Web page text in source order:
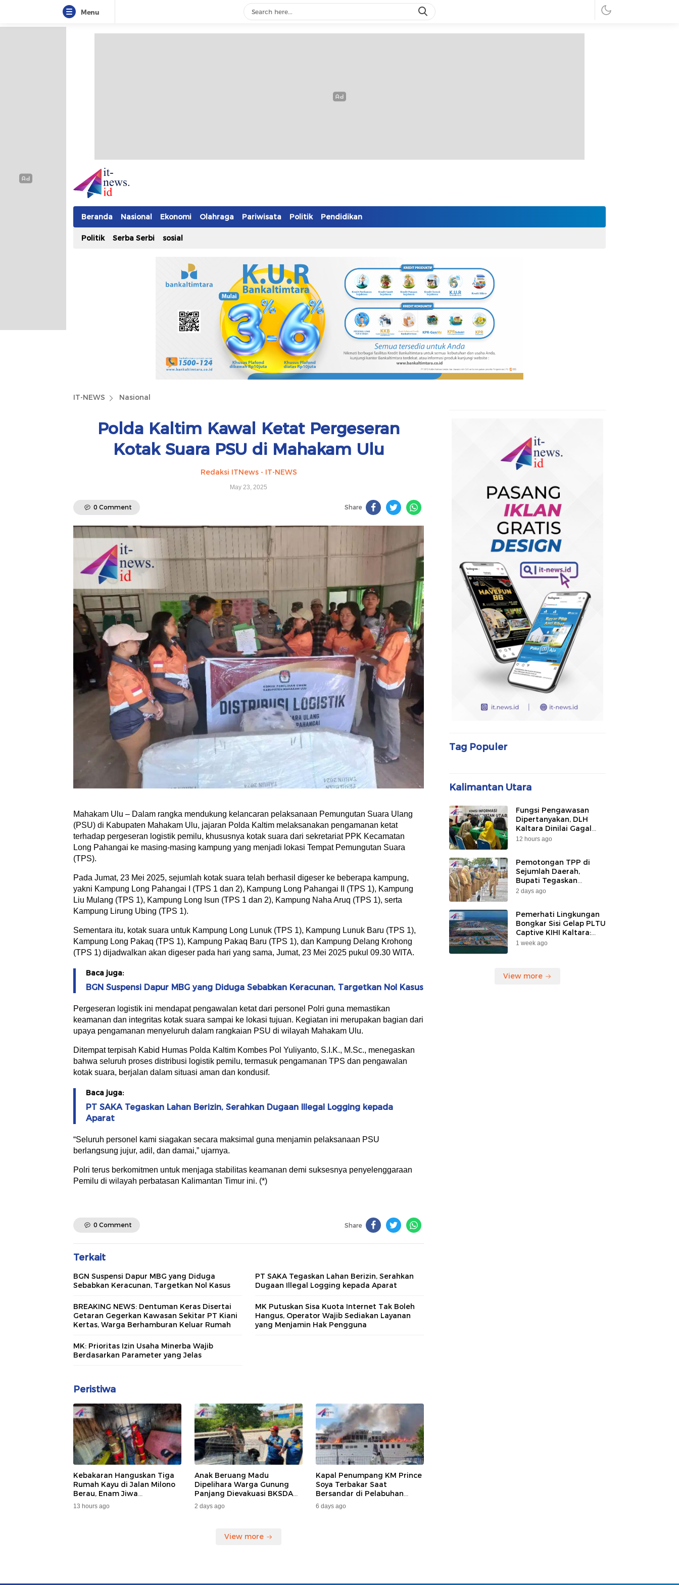
Menu
IT-NEWS
Update Cepat, Cerdas, dan Terpercaya
Beranda Nasional Ekonomi Olahraga Pariwisata Politik Pendidikan
Politik Serba Serbi sosial
IT-NEWS Nasional
Polda Kaltim Kawal Ketat Pergeseran
Kotak Suara PSU di Mahakam Ulu
Redaksi ITNews - IT-NEWS
May 23, 2025
0 Comment Share
Mahakam Ulu – Dalam rangka mendukung kelancaran pelaksanaan Pemungutan Suara Ulang
(PSU) di Kabupaten Mahakam Ulu, jajaran Polda Kaltim melaksanakan pengamanan ketat
terhadap pergeseran logistik pemilu, khususnya kotak suara dari sekretariat PPK Kecamatan
Long Pahangai ke masing-masing kampung yang menjadi lokasi Tempat Pemungutan Suara
(TPS).
Pada Jumat, 23 Mei 2025, sejumlah kotak suara telah berhasil digeser ke beberapa kampung,
yakni Kampung Long Pahangai I (TPS 1 dan 2), Kampung Long Pahangai II (TPS 1), Kampung
Liu Mulang (TPS 1), Kampung Long Isun (TPS 1 dan 2), Kampung Naha Aruq (TPS 1), serta
Kampung Lirung Ubing (TPS 1).
Sementara itu, kotak suara untuk Kampung Long Lunuk (TPS 1), Kampung Lunuk Baru (TPS 1),
Kampung Long Pakaq (TPS 1), Kampung Pakaq Baru (TPS 1), dan Kampung Delang Krohong
(TPS 1) dijadwalkan akan digeser pada hari yang sama, Jumat, 23 Mei 2025 pukul 09.30 WITA.
Baca juga:
BGN Suspensi Dapur MBG yang Diduga Sebabkan Keracunan, Targetkan Nol Kasus
Pergeseran logistik ini mendapat pengawalan ketat dari personel Polri guna memastikan
keamanan dan integritas kotak suara sampai ke lokasi tujuan. Kegiatan ini merupakan bagian dari
upaya pengamanan menyeluruh dalam rangkaian PSU di wilayah Mahakam Ulu.
Ditempat terpisah Kabid Humas Polda Kaltim Kombes Pol Yuliyanto, S.I.K., M.Sc., menegaskan
bahwa seluruh proses distribusi logistik pemilu, termasuk pengamanan TPS dan pengawalan
kotak suara, berjalan dalam situasi aman dan kondusif.
Baca juga:
PT SAKA Tegaskan Lahan Berizin, Serahkan Dugaan Illegal Logging kepada
Aparat
“Seluruh personel kami siagakan secara maksimal guna menjamin pelaksanaan PSU
berlangsung jujur, adil, dan damai,” ujarnya.
Polri terus berkomitmen untuk menjaga stabilitas keamanan demi suksesnya penyelenggaraan
Pemilu di wilayah perbatasan Kalimantan Timur ini. (*)
0 Comment Share
Terkait
BGN Suspensi Dapur MBG yang Diduga
Sebabkan Keracunan, Targetkan Nol Kasus
PT SAKA Tegaskan Lahan Berizin, Serahkan
Dugaan Illegal Logging kepada Aparat
BREAKING NEWS: Dentuman Keras Disertai
Getaran Gegerkan Kawasan Sekitar PT Kiani
Kertas, Warga Berhamburan Keluar Rumah
MK Putuskan Sisa Kuota Internet Tak Boleh
Hangus, Operator Wajib Sediakan Layanan
yang Menjamin Hak Pengguna
MK: Prioritas Izin Usaha Minerba Wajib
Berdasarkan Parameter yang Jelas
Peristiwa
Kebakaran Hanguskan Tiga
Rumah Kayu di Jalan Milono
Berau, Enam Jiwa
Terdampak
13 hours ago
Anak Beruang Madu
Dipelihara Warga Gunung
Panjang Dievakuasi BKSDA
Dan DAMKAR
2 days ago
Kapal Penumpang KM Prince
Soya Terbakar Saat
Bersandar di Pelabuhan
Samarinda, Keberangkatan
Penumpang Dialihkan
6 days ago
View more
Tag Populer
Kalimantan Utara
Fungsi Pengawasan
Dipertanyakan, DLH
Kaltara Dinilai Gagal
Awasi PLTU Captive dan
12 hours ago
Pemotongan TPP di
Sejumlah Daerah,
Bupati Tegaskan
Bulungan Belum
2 days ago
Pemerhati Lingkungan
Bongkar Sisi Gelap PLTU
Captive KIHI Kaltara:
“Industri Hijau Hanya
1 week ago
View more